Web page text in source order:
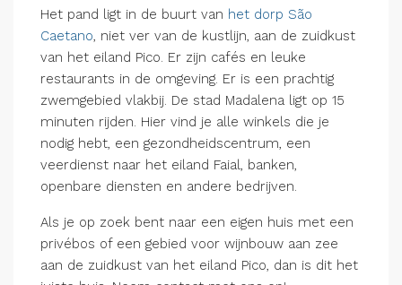
Het pand ligt in de buurt van het dorp São
Caetano , niet ver van de kustlijn, aan de zuidkust
van het eiland Pico. Er zijn cafés en leuke
restaurants in de omgeving. Er is een prachtig
zwemgebied vlakbij. De stad Madalena ligt op 15
minuten rijden. Hier vind je alle winkels die je
nodig hebt, een gezondheidscentrum, een
veerdienst naar het eiland Faial, banken,
openbare diensten en andere bedrijven.
Als je op zoek bent naar een eigen huis met een
privébos of een gebied voor wijnbouw aan zee
aan de zuidkust van het eiland Pico, dan is dit het